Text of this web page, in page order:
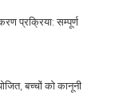
प्रक्रिया: सम्पूर्ण
बच्चों को कानूनी